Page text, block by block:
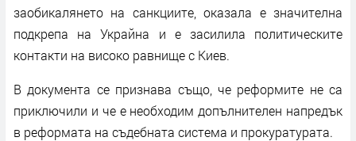
заобикалянето на санкциите, оказала е значителна
подкрепа на Украйна и е засилила политическите
контакти на високо равнище с Киев.
В документа се признава също, че реформите не са
приключили и че е необходим допълнителен напредък
в реформата на съдебната система и прокуратурата.